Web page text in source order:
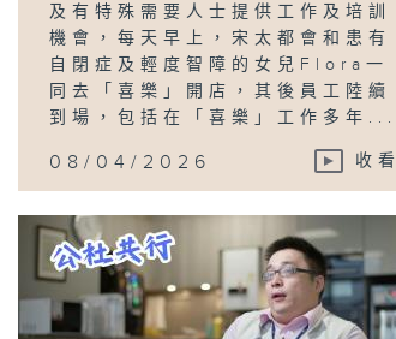
及有特殊需要人士提供工作及培訓
機會，每天早上，宋太都會和患有
自閉症及輕度智障的女兒Flora一
同去「喜樂」開店，其後員工陸續
到場，包括在「喜樂」工作多年...
08/04/2026 收看